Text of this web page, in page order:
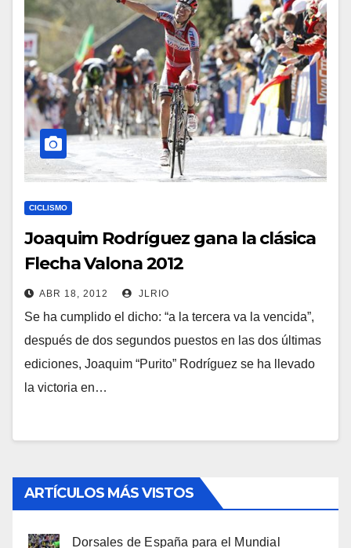
CICLISMO
Joaquim Rodríguez gana la clásica
Flecha Valona 2012
ABR 18, 2012 JLRIO
Se ha cumplido el dicho: “a la tercera va la vencida”,
después de dos segundos puestos en las dos últimas
ediciones, Joaquim “Purito” Rodríguez se ha llevado
la victoria en…
ARTÍCULOS MÁS VISTOS
Dorsales de España para el Mundial